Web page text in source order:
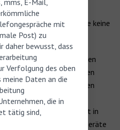
Hörgeräte keine
Batterien
HdO- und IdO-Hörgeräten
Auswahl an verfügbaren
kann einige Zeit in
wiederaufladbare Hörgeräte
mit
Post) zu
daher bewusst, dass
Verfolgung des oben
Daten an die
die in
tätig sind,